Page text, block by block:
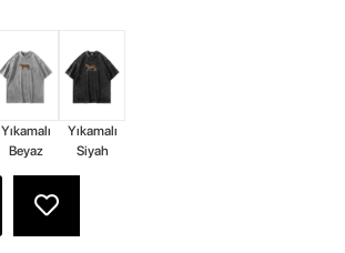
Yıkamalı
Beyaz
Yıkamalı
Siyah